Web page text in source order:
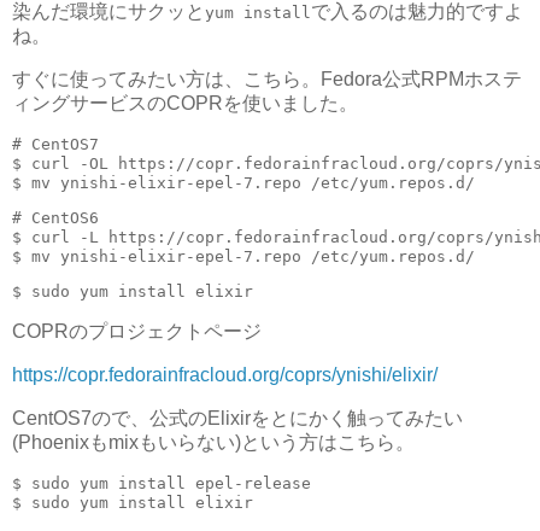
染んだ環境にサクッと yum installで入るのは魅力的ですよ
ね。
すぐに使ってみたい方は、こちら。Fedora公式RPMホステ
ィングサービスのCOPRを使いました。
# CentOS7
$ curl -OL https://copr.fedorainfracloud.org/coprs/
# CentOS6
$ curl -L https://copr.fedorainfracloud.org/coprs/
COPRのプロジェクトページ
https://copr.fedorainfracloud.org/coprs/ynishi/elixir/
CentOS7ので、公式のElixirをとにかく触ってみたい
(Phoenixもmixもいらない)という方はこちら。
$ sudo yum install epel-release